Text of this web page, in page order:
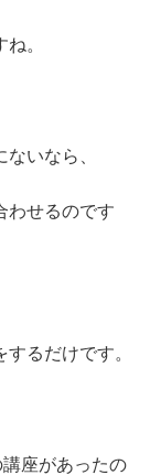
。
いなら、
わせるのです
るだけです。
座があったの